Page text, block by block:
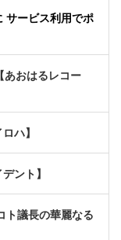
サービス利用でポ
あおはるレコー
ハ】
ント】
ト議長の華麗なる